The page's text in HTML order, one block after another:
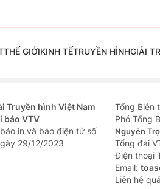
THẾ GIỚIKINH TẾTRUYỀN HÌNHGIẢI
Truyền hình Việt Nam
báo VTV
in và báo điện tử số
29/12/2023
Tổng Biên
Phó Tổng
Nguyễn
Tổng đài
Ðiện thoại
Email:
Liên hệ